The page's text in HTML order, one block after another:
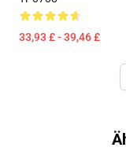
33,93 £ - 39,46 £